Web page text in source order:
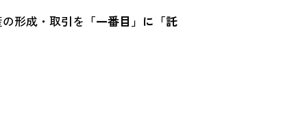
形成・取引を 「一番目」に「託